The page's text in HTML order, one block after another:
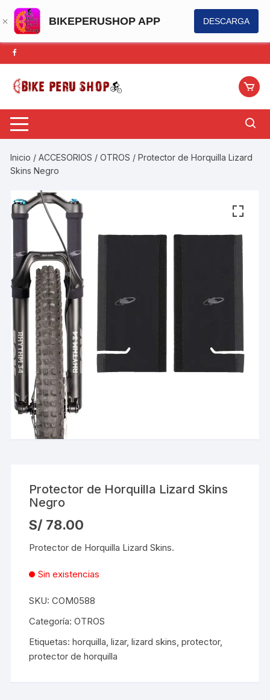
BIKEPERUSHOP APP DESCARGA
Saltar
al
contenido
Inicio /ACCESORIOS /OTROS / Protector de Horquilla Lizard
Skins Negro
Protector de Horquilla Lizard Skins
Negro
S/ 78.00
Protector de Horquilla Lizard Skins.
Sin existencias
SKU:COM0588
Categoría:OTROS
Etiquetas:horquilla ,lizar,lizard skins ,protector,
protector de horquilla